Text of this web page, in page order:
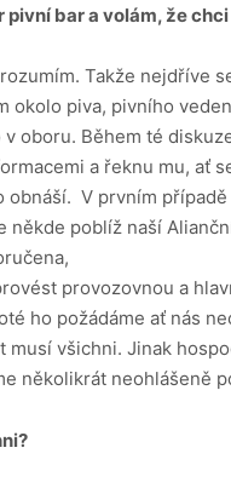
pivní bara volám, že chci
Takže nejdříve
okolo piva, pivního
oboru. Během té
a řeknu mu, ať
V prvním
někde poblíž naší
provozovnou a
ho požádáme ať nás
všichni. Jinak
několikrát neohlášeně